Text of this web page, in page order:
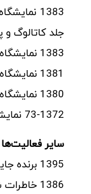
1383
جلد کاتالوگ و
1383 نمایشگاه گروهی، موزه شهر تروسدورف
1381 نمایشگاه مستند، نولکونست(هنرصفر)، همراه با پی.اف فارکاس، موسسه تاریخ هنر در دانشگاه بُن
1380 نمایشگاه گروهی در گالری شامبالا، کپنهاگ، دانمارک
73-1372 نمایشگاه بزرگ هنر اِن-آر-دبلیو ، نمایشگاه هنر دوسلدورف
سایر فعالیت‌ها
1395 برنده جایزه هنری راینشر سال 2016
1386 خاطرات شکلی از منظره هستند، نشر گوته و حافظ، بُن، آلمان